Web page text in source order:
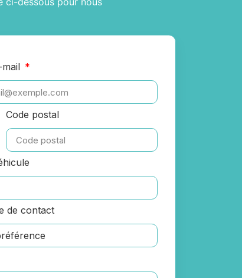
Code postal
de contact